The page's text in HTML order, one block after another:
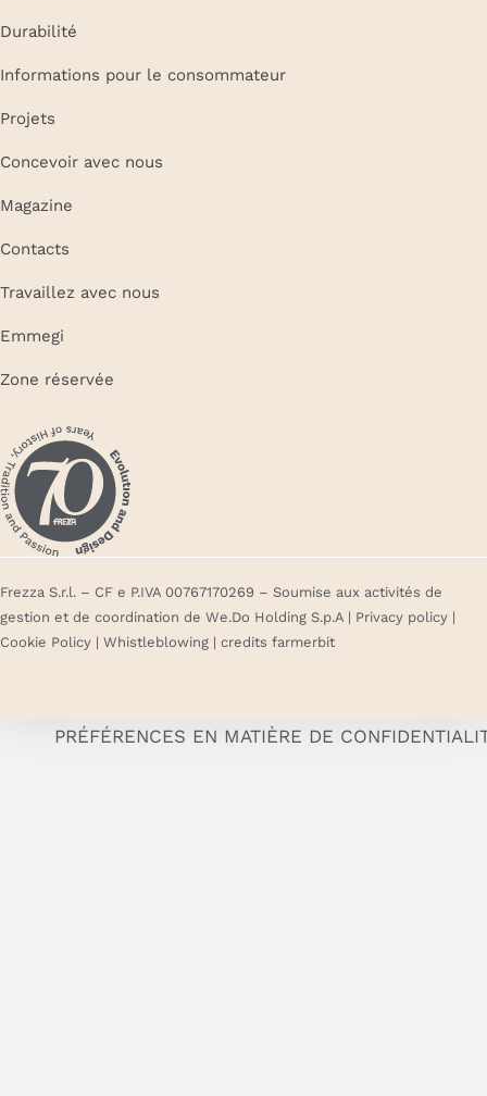
Durabilité
Informations pour le consommateur
Projets
Concevoir avec nous
Magazine
Contacts
Travaillez avec nous
Emmegi
Zone réservée
Frezza S.r.l. – CF e P.IVA 00767170269 – Soumise aux activités de
gestion et de coordination de We.Do Holding S.p.A | Privacy policy |
Cookie Policy | Whistleblowing | credits farmerbit